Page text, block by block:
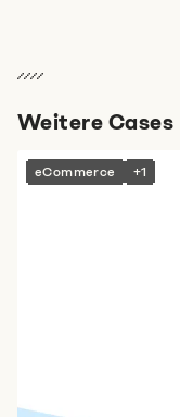
Weitere Cases
eCommerce +1